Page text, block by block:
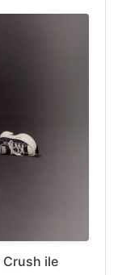
Crush ile